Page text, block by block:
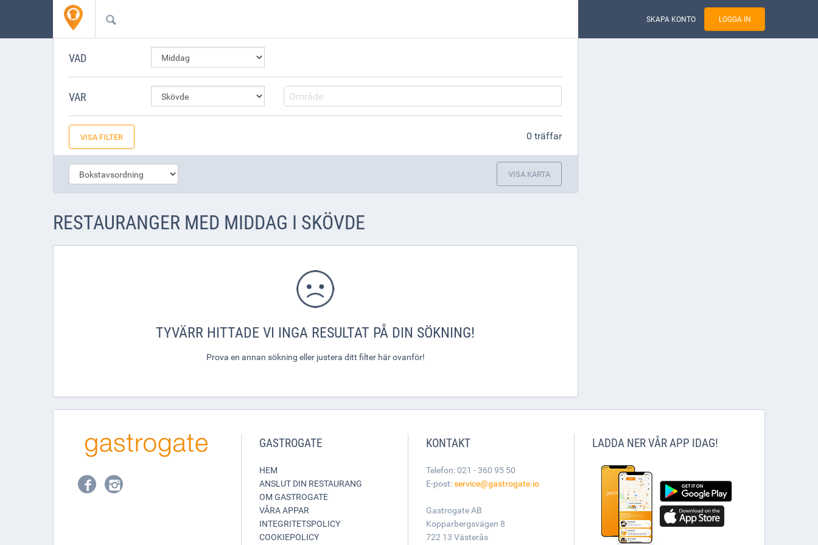
SKAPA KONTO LOGGA IN
VAD
VAR Område
VISA FILTER 0 träffar
VISA KARTA
RESTAURANGER MED MIDDAG I SKÖVDE
TYVÄRR HITTADE VI INGA RESULTAT PÅ DIN SÖKNING!
Prova en annan sökning eller justera ditt filter här ovanför!
GASTROGATE
HEM
ANSLUT DIN RESTAURANG
OM GASTROGATE
VÅRA APPAR
INTEGRITETSPOLICY
COOKIEPOLICY
KONTAKT
Telefon: 021 - 360 95 50
E-post:service@gastrogate.io
Gastrogate AB
Kopparbergsvägen 8
722 13 Västerås
LADDA NER VÅR APP IDAG!